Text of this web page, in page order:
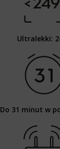
Ultralekki:
Do 31 minut w